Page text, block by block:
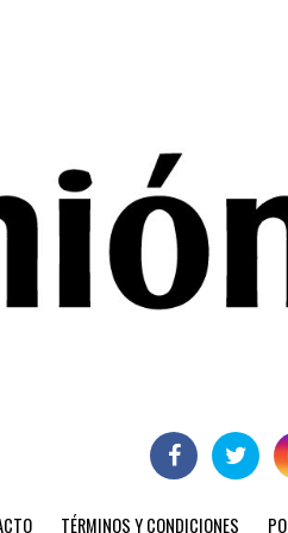
TÉRMINOS Y CONDICIONES